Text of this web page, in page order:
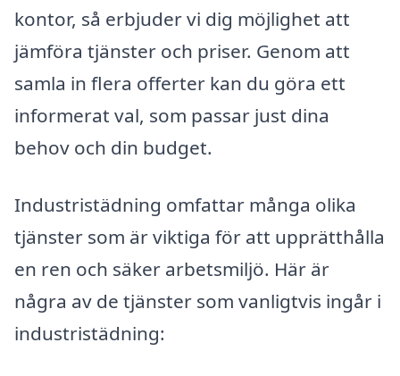
kontor, så erbjuder vi dig möjlighet att
jämföra tjänster och priser. Genom att
samla in flera offerter kan du göra ett
informerat val, som passar just dina
behov och din budget.
Industristädning omfattar många olika
tjänster som är viktiga för att upprätthålla
en ren och säker arbetsmiljö. Här är
några av de tjänster som vanligtvis ingår i
industristädning: